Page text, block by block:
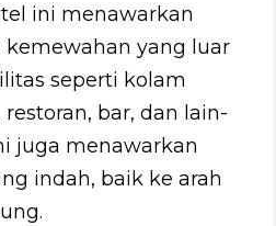
ini menawarkan
kemewahan yang luar
seperti kolam
bar, dan lain-
juga menawarkan
indah, baik ke arah